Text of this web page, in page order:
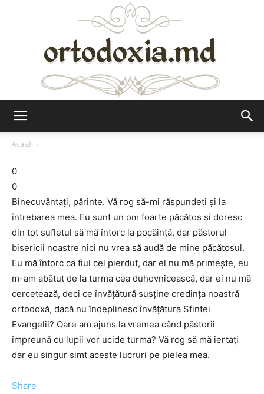
Acasă
0
0
Binecuvântaţi, părinte. Vă rog să-mi răspundeţi şi la
întrebarea mea. Eu sunt un om foarte păcătos şi doresc
din tot sufletul să mă întorc la pocăinţă, dar păstorul
bisericii noastre nici nu vrea să audă de mine păcătosul.
Eu mă întorc ca fiul cel pierdut, dar el nu mă primeşte, eu
m-am abătut de la turma cea duhovnicească, dar ei nu mă
cercetează, deci ce învăţătură susţine credinţa noastră
ortodoxă, dacă nu îndeplinesc învăţătura Sfintei
Evangelii? Oare am ajuns la vremea când păstorii
împreună cu lupii vor ucide turma? Vă rog să mă iertaţi
dar eu singur simt aceste lucruri pe pielea mea.
Share